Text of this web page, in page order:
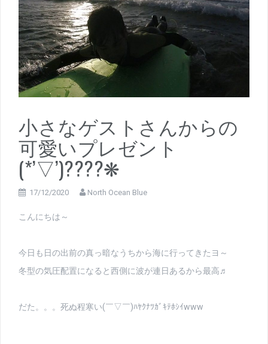
小さなゲストさんからの
可愛いプレゼント
(*’▽’)????❋
17/12/2020 North Ocean Blue
こんにちは～
今日も日の出前の真っ暗なうちから海に行ってきたヨ～
冬型の気圧配置になると西側に波が連日あるから最高♬
だた。。。死ぬ程寒い(￣▽￣)ﾊﾔｸﾅﾂｶﾞｷﾃﾎｼｲwww